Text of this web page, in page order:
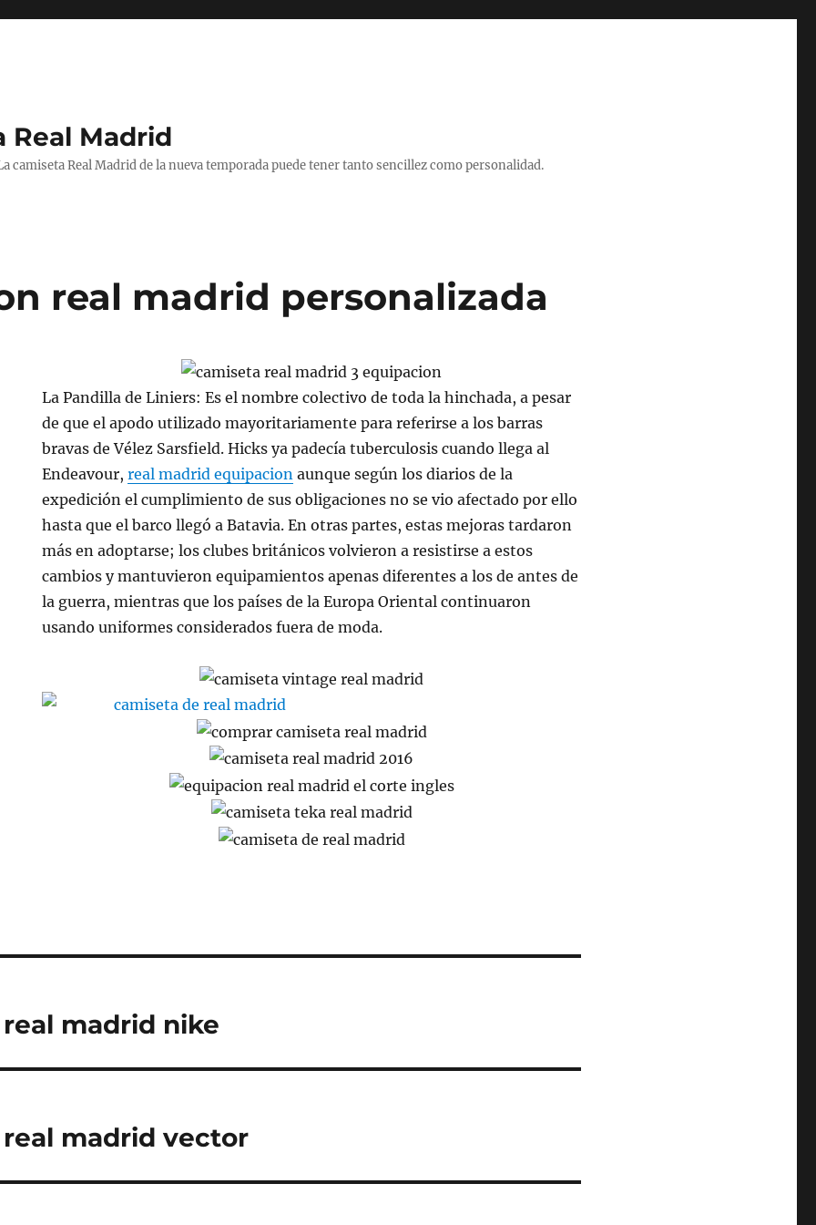
Real Madrid
camiseta Real Madrid de la nueva temporada puede tener tanto sencillez como personalidad.
real madrid personalizada
La Pandilla de Liniers: Es el nombre colectivo de toda la hinchada, a pesar
de que el apodo utilizado mayoritariamente para referirse a los barras
bravas de Vélez Sarsfield. Hicks ya padecía tuberculosis cuando llega al
Endeavour,real madrid equipacion aunque según los diarios de la
expedición el cumplimiento de sus obligaciones no se vio afectado por ello
hasta que el barco llegó a Batavia. En otras partes, estas mejoras tardaron
más en adoptarse; los clubes británicos volvieron a resistirse a estos
cambios y mantuvieron equipamientos apenas diferentes a los de antes de
la guerra, mientras que los países de la Europa Oriental continuaron
usando uniformes considerados fuera de moda.
madrid nike
madrid vector